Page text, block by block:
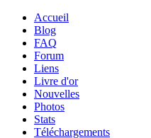
Accueil
Blog
FAQ
Forum
Liens
Livre d'or
Nouvelles
Photos
Stats
Téléchargements